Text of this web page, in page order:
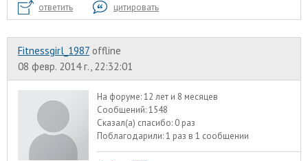
ответить цитировать
Fitnessgirl_1987 offline
08 февр. 2014 г., 22:32:01
На форуме:12 лет и 8 месяцев
Сообщений:1548
Сказал(а) спасибо: 0 раз
Поблагодарили:1 раз в 1 сообщении